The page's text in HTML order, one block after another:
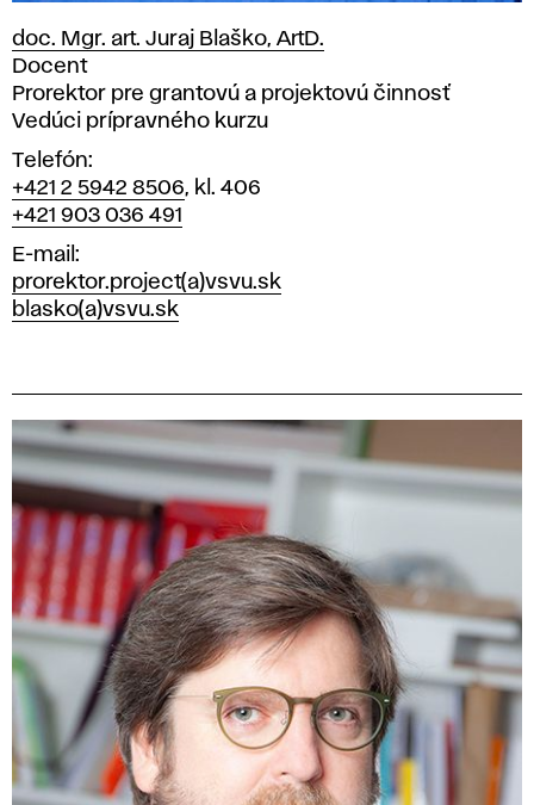
doc. Mgr. art. Juraj Blaško, ArtD.
Pozícia
Docent
Prorektor pre grantovú a projektovú činnosť
Vedúci prípravného kurzu
Telefón
+421 2 5942 8506, kl. 406
+421 903 036 491
E-mail
prorektor.project(a)vsvu.sk
blasko(a)vsvu.sk